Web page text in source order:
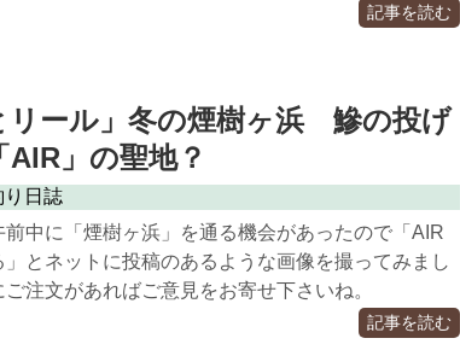
記事を読む
リール」冬の煙樹ヶ浜 鰺の投げ
」の聖地？
り日誌
中に「煙樹ヶ浜」を通る機会があったので「AIR
とネットに投稿のあるような画像を撮ってみまし
注文があればご意見をお寄せ下さいね。
記事を読む